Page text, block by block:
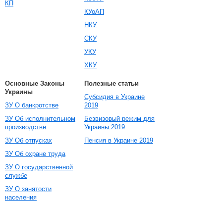
КП
КУоАП
НКУ
СКУ
УКУ
ХКУ
Основные Законы
Украины
ЗУ О банкротстве
ЗУ Об исполнительном
производстве
ЗУ Об отпусках
ЗУ Об охране труда
ЗУ О государственной
службе
ЗУ О занятости
населения
Полезные статьи
Субсидия в Украине
2019
Безвизовый режим для
Украины 2019
Пенсия в Украине 2019